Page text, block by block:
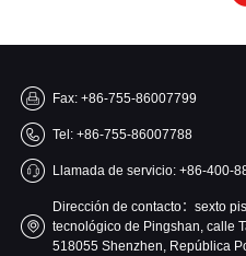
Fax: +86-755-86007799
Tel: +86-755-86007788
Llamada de servicio: +86-400-
Dirección de contacto：sexto
tecnológico de Pingshan, calle
518055 Shenzhen, República